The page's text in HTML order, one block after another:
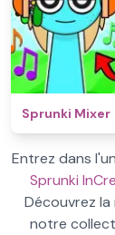
Sprunki Mixer
Entrez dans
Sprunki
Découvrez
notre